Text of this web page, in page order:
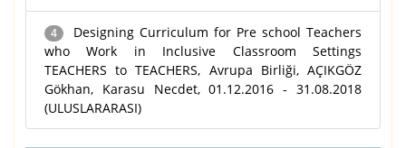
4
Designing Curriculum for Pre school Teachers
who Work in Inclusive Classroom Settings
TEACHERS to TEACHERS, Avrupa Birliği, AÇIKGÖZ
Gökhan, Karasu Necdet, 01.12.2016 - 31.08.2018
(ULUSLARARASI)